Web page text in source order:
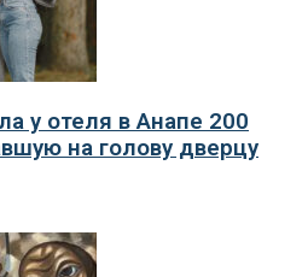
у отеля в Анапе 200
на голову дверцу